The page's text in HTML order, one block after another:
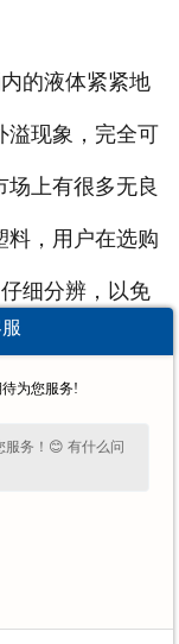
的液体紧紧地
溢现象，完全可
场上有很多无良
料，用户在选购
细分辨，以免
发，我们生产
经过精细的加
实耐用，欢迎
有什么
为您服务!
服务！😊 有什么问